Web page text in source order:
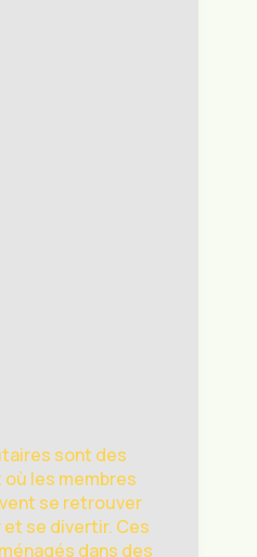
sont des
les membres
se retrouver
se divertir. Ces
dans des